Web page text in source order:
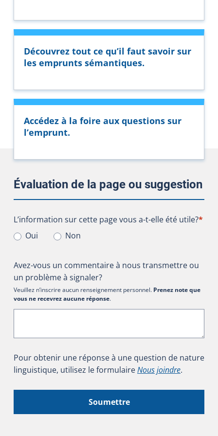
Découvrez tout ce qu’il faut savoir sur
les emprunts sémantiques.
Accédez à la foire aux questions sur
l’emprunt.
Évaluation de la page ou suggestion
L’information sur cette page vous a-t-elle été utile?
L’information sur cette page vous a-t-elle été utile?*
Oui
Non
Avez-vous un commentaire à nous transmettre ou
un problème à signaler?
Veuillez n’inscrire aucun renseignement personnel. Prenez note que
vous ne recevrez aucune réponse.
Pour obtenir une réponse à une question de nature
linguistique, utilisez le formulaireNous joindre.
Soumettre